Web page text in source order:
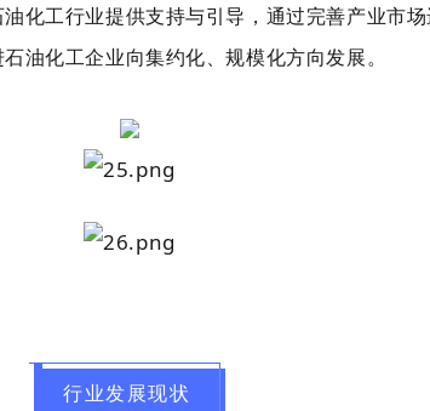
化工行业提供支持与引导，通过完善产业市
油化工企业向集约化、规模化方向发展。
行业发展现状